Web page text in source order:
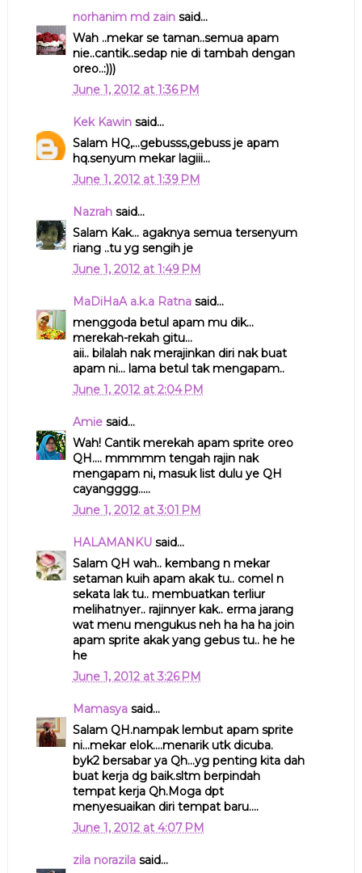
norhanim md zainsaid...
Wah ..mekar se taman..semua apam
nie..cantik..sedap nie di tambah dengan
oreo..:)))
June 1, 2012 at 1:36 PM
Kek Kawinsaid...
Salam HQ,...gebusss,gebuss je apam
hq.senyum mekar lagiii...
June 1, 2012 at 1:39 PM
Nazrahsaid...
Salam Kak... agaknya semua tersenyum
riang ..tu yg sengih je
June 1, 2012 at 1:49 PM
MaDiHaA a.k.a Ratnasaid...
menggoda betul apam mu dik...
merekah-rekah gitu...
aii.. bilalah nak merajinkan diri nak buat
apam ni... lama betul tak mengapam..
June 1, 2012 at 2:04 PM
Amiesaid...
Wah! Cantik merekah apam sprite oreo
QH.... mmmmm tengah rajin nak
mengapam ni, masuk list dulu ye QH
cayangggg.....
June 1, 2012 at 3:01 PM
HALAMANKUsaid...
Salam QH wah.. kembang n mekar
setaman kuih apam akak tu.. comel n
sekata lak tu.. membuatkan terliur
melihatnyer.. rajinnyer kak.. erma jarang
wat menu mengukus neh ha ha ha join
apam sprite akak yang gebus tu.. he he
he
June 1, 2012 at 3:26 PM
Mamasyasaid...
Salam QH.nampak lembut apam sprite
ni...mekar elok....menarik utk dicuba.
byk2 bersabar ya Qh...yg penting kita dah
buat kerja dg baik.sltm berpindah
tempat kerja Qh.Moga dpt
menyesuaikan diri tempat baru....
June 1, 2012 at 4:07 PM
zila norazilasaid...